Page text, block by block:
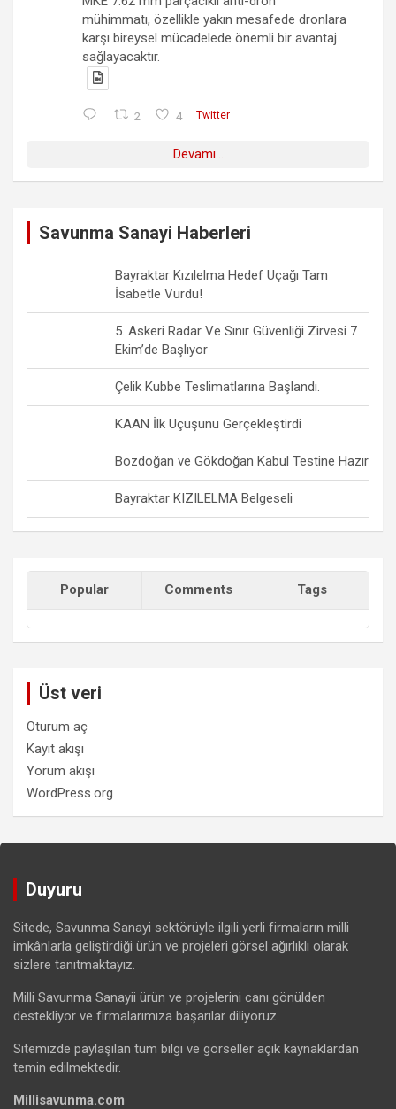
mühimmatı, özellikle yakın mesafede dronlara
karşı bireysel mücadelede önemli bir avantaj
sağlayacaktır.
2 4 Twitter
Devamı...
Savunma Sanayi Haberleri
Bayraktar Kızılelma Hedef Uçağı Tam
İsabetle Vurdu!
5. Askeri Radar Ve Sınır Güvenliği Zirvesi 7
Ekim’de Başlıyor
Çelik Kubbe Teslimatlarına Başlandı.
KAAN İlk Uçuşunu Gerçekleştirdi
Bozdoğan ve Gökdoğan Kabul Testine Hazır
Bayraktar KIZILELMA Belgeseli
Popular Comments Tags
Üst veri
Oturum aç
Kayıt akışı
Yorum akışı
WordPress.org
Duyuru
Sitede, Savunma Sanayi sektörüyle ilgili yerli firmaların milli
imkânlarla geliştirdiği ürün ve projeleri görsel ağırlıklı olarak
sizlere tanıtmaktayız.
Milli Savunma Sanayii ürün ve projelerini canı gönülden
destekliyor ve firmalarımıza başarılar diliyoruz.
Sitemizde paylaşılan tüm bilgi ve görseller açık kaynaklardan
temin edilmektedir.
Millisavunma.com